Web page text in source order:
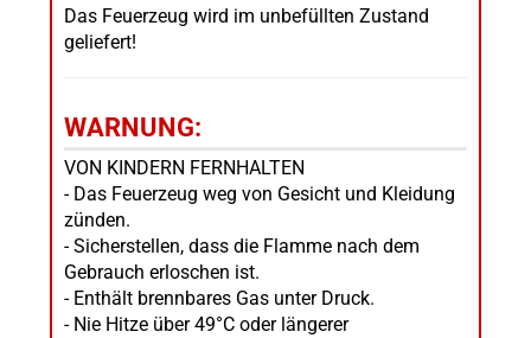
Das Feuerzeug wird im unbefüllten Zustand
geliefert!
WARNUNG:
VON KINDERN FERNHALTEN
- Das Feuerzeug weg von Gesicht und Kleidung
zünden.
- Sicherstellen, dass die Flamme nach dem
Gebrauch erloschen ist.
- Enthält brennbares Gas unter Druck.
- Nie Hitze über 49°C oder längerer